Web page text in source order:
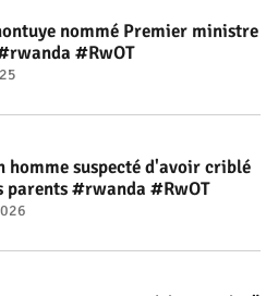
nommé Premier ministre
#RwOT
homme suspecté d'avoir criblé
parents #rwanda #RwOT